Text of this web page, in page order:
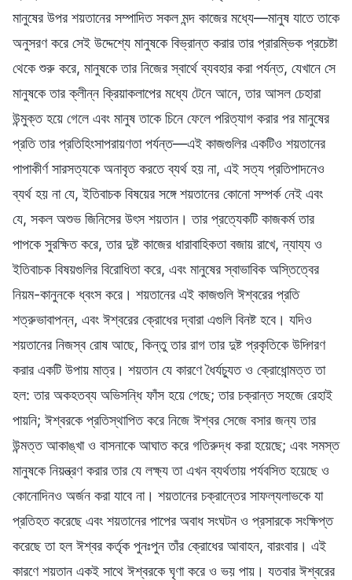
মানুষের উপর শয়তানের সম্পাদিত সকল মন্দ কাজের মধ্যে—মানুষ যাতে তাকে
অনুসরণ করে সেই উদ্দেশ্যে মানুষকে বিভ্রান্ত করার তার প্রারম্ভিক প্রচেষ্টা
থেকে শুরু করে, মানুষকে তার নিজের স্বার্থে ব্যবহার করা পর্যন্ত, যেখানে সে
মানুষকে তার ক্লীন্ন ক্রিয়াকলাপের মধ্যে টেনে আনে, তার আসল চেহারা
উন্মুক্ত হয়ে গেলে এবং মানুষ তাকে চিনে ফেলে পরিত্যাগ করার পর মানুষের
প্রতি তার প্রতিহিংসাপরায়ণতা পর্যন্ত—এই কাজগুলির একটিও শয়তানের
পাপাকীর্ণ সারসত্যকে অনাবৃত করতে ব্যর্থ হয় না, এই সত্য প্রতিপাদনেও
ব্যর্থ হয় না যে, ইতিবাচক বিষয়ের সঙ্গে শয়তানের কোনো সম্পর্ক নেই এবং
যে, সকল অশুভ জিনিসের উৎস শয়তান। তার প্রত্যেকটি কাজকর্ম তার
পাপকে সুরক্ষিত করে, তার দুষ্ট কাজের ধারাবাহিকতা বজায় রাখে, ন্যায্য ও
ইতিবাচক বিষয়গুলির বিরোধিতা করে, এবং মানুষের স্বাভাবিক অস্তিত্বের
নিয়ম-কানুনকে ধ্বংস করে। শয়তানের এই কাজগুলি ঈশ্বরের প্রতি
শত্রুভাবাপন্ন, এবং ঈশ্বরের ক্রোধের দ্বারা এগুলি বিনষ্ট হবে। যদিও
শয়তানের নিজস্ব রোষ আছে, কিন্তু তার রাগ তার দুষ্ট প্রকৃতিকে উদ্গিরণ
করার একটি উপায় মাত্র। শয়তান যে কারণে ধৈর্যচ্যুত ও ক্রোধোন্মত্ত তা
হল: তার অকহতব্য অভিসন্ধি ফাঁস হয়ে গেছে; তার চক্রান্ত সহজে রেহাই
পায়নি; ঈশ্বরকে প্রতিস্থাপিত করে নিজে ঈশ্বর সেজে বসার জন্য তার
উন্মত্ত আকাঙ্খা ও বাসনাকে আঘাত করে গতিরুদ্ধ করা হয়েছে; এবং সমস্ত
মানুষকে নিয়ন্ত্রণ করার তার যে লক্ষ্য তা এখন ব্যর্থতায় পর্যবসিত হয়েছে ও
কোনোদিনও অর্জন করা যাবে না। শয়তানের চক্রান্তের সাফল্যলাভকে যা
প্রতিহত করেছে এবং শয়তানের পাপের অবাধ সংঘটন ও প্রসারকে সংক্ষিপ্ত
করেছে তা হল ঈশ্বর কর্তৃক পুনঃপুন তাঁর ক্রোধের আবাহন, বারংবার। এই
কারণে শয়তান একই সাথে ঈশ্বরকে ঘৃণা করে ও ভয় পায়। যতবার ঈশ্বরের